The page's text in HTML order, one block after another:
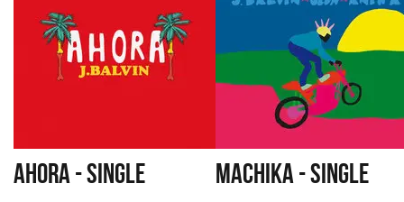
AHORA - SINGLE MACHIKA - SINGLE